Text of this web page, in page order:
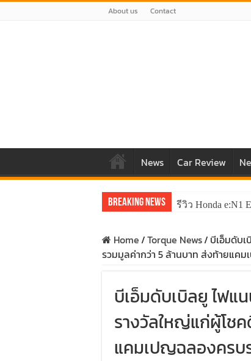
About us Contact
News Car Review
Breaking News รีวิว ลองขับ All
Home/Torque News/ บีเอ็มดับ
รวมมูลค่ากว่า 5 ล้านบาท ส่งท้ายแค
บีเอ็มดับเบิลยู ไฟแ
รางวัลใหญ่แก่ผู้โช
แคมเปญฉลองครบ